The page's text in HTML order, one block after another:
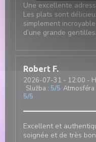
Une excellente
Les plats sont
simplement
d’une grande
Robert F
2026-07-31 - 12:00 -
Služba : 5/5 Atmosféra
5/5
Excellent et
soignée et de très